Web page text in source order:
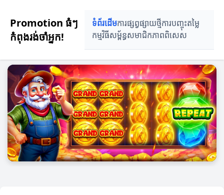
Promotion ធំៗ
កំពុងរង់ចាំអ្នក!
ទំព័រដើមការផ្សព្វផ្សាយថ្មីការបញ្ចុះតម្លៃ
កម្មវិធីសម្ព័ន្ធសមាជិកភាពពិសេស